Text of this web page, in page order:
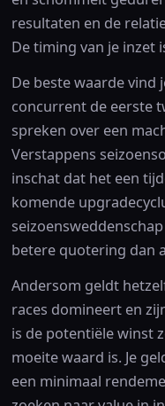
resultaten en de
De timing van je inzet
De beste waarde vind
concurrent de eerste
spreken over een
Verstappens
inschat dat het een
komende
betere quotering dan
Andersom geldt
races domineert en
is de potentiële winst
moeite waard is. Je
een minimaal